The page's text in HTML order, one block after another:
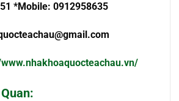
*Mobile: 0912958635